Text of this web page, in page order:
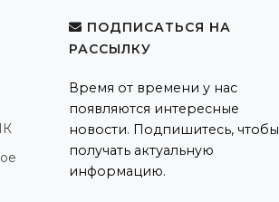
ПОДПИСАТЬСЯ НА
РАССЫЛКУ
Время от времени у нас
появляются интересные
новости. Подпишитесь, чтобы
получать актуальную
информацию.